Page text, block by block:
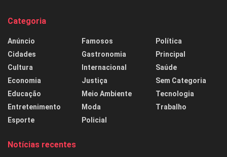
Categoria
Anúncio
Cidades
Cultura
Economia
Educação
Entretenimento
Esporte
Famosos
Gastronomia
Internacional
Justiça
Meio Ambiente
Moda
Policial
Política
Principal
Saúde
Sem Categoria
Tecnologia
Trabalho
Notícias recentes